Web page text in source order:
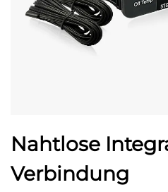
Nahtlose
Verbindung